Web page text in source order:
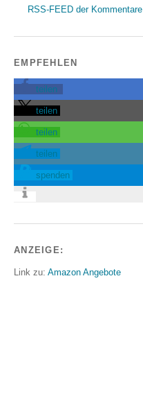
RSS-FEED der Kommentare
EMPFEHLEN
teilen
teilen
teilen
teilen
spenden
ANZEIGE:
Link zu: Amazon Angebote